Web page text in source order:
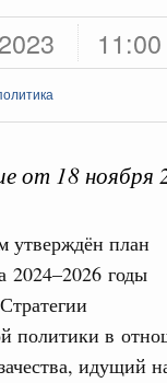
11:00
от 18
утверждён план
2024–2026 годы
политики в
идущий
к
раздел "Поиск по